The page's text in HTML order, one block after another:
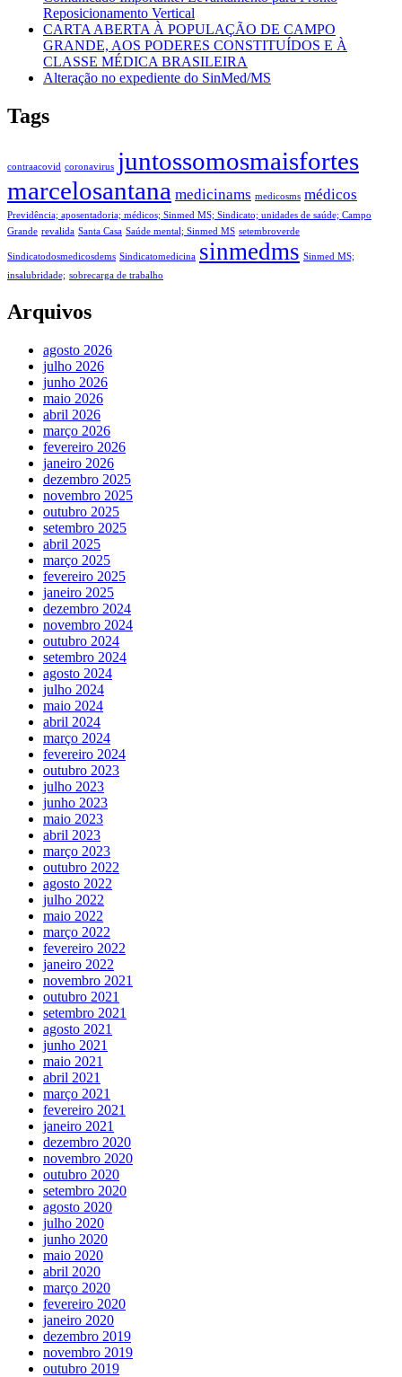
Reposicionamento Vertical
CARTA ABERTA À POPULAÇÃO DE CAMPO
GRANDE, AOS PODERES CONSTITUÍDOS E À
CLASSE MÉDICA BRASILEIRA
Alteração no expediente do SinMed/MS
Tags
contraacovid coronavirus juntossomosmaisfortes
marcelosantana medicinams medicosms médicos
Previdência; aposentadoria; médicos; Sinmed MS; Sindicato; unidades de saúde; Campo
Grande revalida Santa Casa Saúde mental; Sinmed MS setembroverde
Sindicatodosmedicosdems Sindicatomedicina sinmedms Sinmed MS;
insalubridade; sobrecarga de trabalho
Arquivos
agosto 2026
julho 2026
junho 2026
maio 2026
abril 2026
março 2026
fevereiro 2026
janeiro 2026
dezembro 2025
novembro 2025
outubro 2025
setembro 2025
abril 2025
março 2025
fevereiro 2025
janeiro 2025
dezembro 2024
novembro 2024
outubro 2024
setembro 2024
agosto 2024
julho 2024
maio 2024
abril 2024
março 2024
fevereiro 2024
outubro 2023
julho 2023
junho 2023
maio 2023
abril 2023
março 2023
outubro 2022
agosto 2022
julho 2022
maio 2022
março 2022
fevereiro 2022
janeiro 2022
novembro 2021
outubro 2021
setembro 2021
agosto 2021
junho 2021
maio 2021
abril 2021
março 2021
fevereiro 2021
janeiro 2021
dezembro 2020
novembro 2020
outubro 2020
setembro 2020
agosto 2020
julho 2020
junho 2020
maio 2020
abril 2020
março 2020
fevereiro 2020
janeiro 2020
dezembro 2019
novembro 2019
outubro 2019